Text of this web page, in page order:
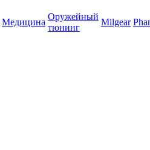
Медицина
Оружейный
тюнинг
Milgear